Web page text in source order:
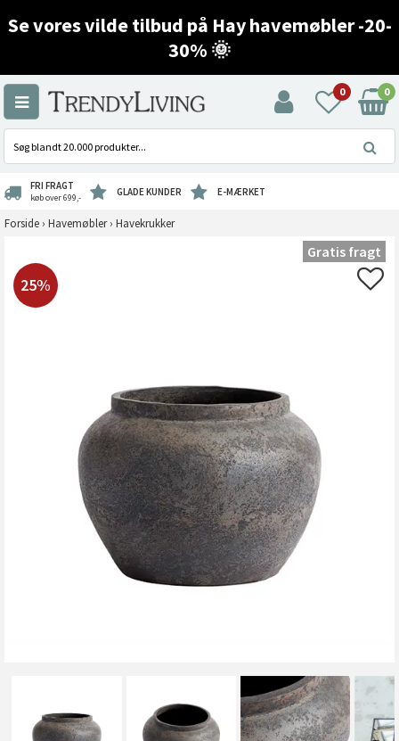
Se vores vilde tilbud på Hay havemøbler -20-
30% 🌞
0 0
FRI FRAGT
køb over 699,- GLADE KUNDER E-MÆRKET
Forside › Havemøbler› Havekrukker
25%
Gratis fragt